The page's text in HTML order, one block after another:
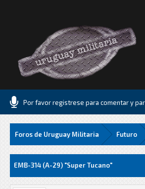
Por favor registrese para comentar y
Foros de Uruguay Militaria Futuro
EMB-314 (A-29) "Super Tucano"